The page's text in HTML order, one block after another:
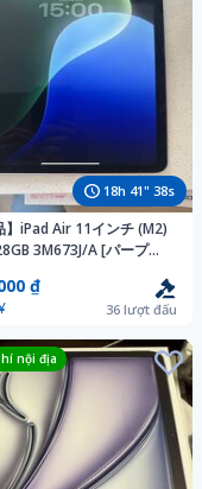
18h 41" 36s
】iPad Air 11インチ (M2)
3M673J/A [パープ
₫
36 lượt đấu
nội địa